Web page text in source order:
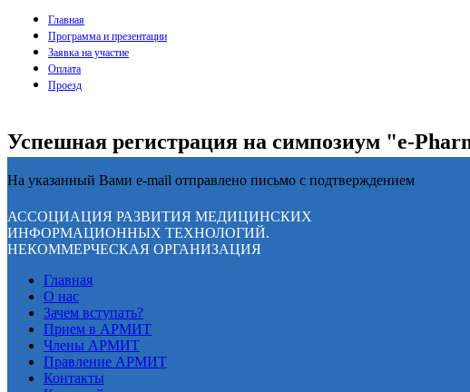
Главная
Программа и презентации
Заявка на участие
Оплата
Проезд
Успешная регистрация на симпозиум "e-
На указанный Вами e-mail отправлено письмо с подтверждением
АССОЦИАЦИЯ РАЗВИТИЯ МЕДИЦИНСКИХ
ИНФОРМАЦИОННЫХ ТЕХНОЛОГИЙ.
НЕКОММЕРЧЕСКАЯ ОРГАНИЗАЦИЯ
Главная
О нас
Зачем вступать?
Прием в АРМИТ
Члены АРМИТ
Правление АРМИТ
Контакты